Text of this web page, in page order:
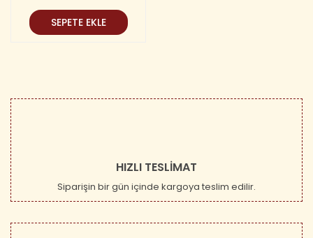
SEPETE EKLE
HIZLI TESLİMAT
Siparişin bir gün içinde kargoya teslim edilir.